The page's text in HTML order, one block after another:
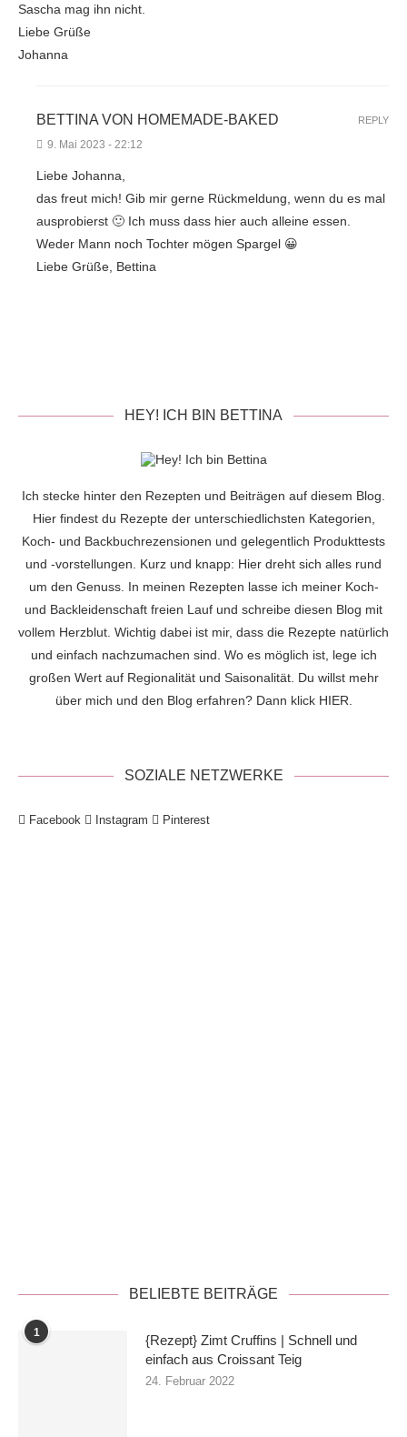
Sascha mag ihn nicht.
Liebe Grüße
Johanna
BETTINA VON HOMEMADE-BAKED
9. Mai 2023 - 22:12
Liebe Johanna,
das freut mich! Gib mir gerne Rückmeldung, wenn du es mal
ausprobierst 🙂 Ich muss dass hier auch alleine essen.
Weder Mann noch Tochter mögen Spargel 😀
Liebe Grüße, Bettina
REPLY
HEY! ICH BIN BETTINA
Ich stecke hinter den Rezepten und Beiträgen auf diesem Blog.
Hier findest du Rezepte der unterschiedlichsten Kategorien,
Koch- und Backbuchrezensionen und gelegentlich Produkttests
und -vorstellungen. Kurz und knapp: Hier dreht sich alles rund
um den Genuss. In meinen Rezepten lasse ich meiner Koch-
und Backleidenschaft freien Lauf und schreibe diesen Blog mit
vollem Herzblut. Wichtig dabei ist mir, dass die Rezepte natürlich
und einfach nachzumachen sind. Wo es möglich ist, lege ich
großen Wert auf Regionalität und Saisonalität. Du willst mehr
über mich und den Blog erfahren? Dann klick HIER
SOZIALE NETZWERKE
Facebook Instagram Pinterest
BELIEBTE BEITRÄGE
1
{Rezept} Zimt Cruffins | Schnell und
einfach aus Croissant Teig
24. Februar 2022